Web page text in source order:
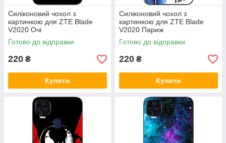
Силіконовий чохол з
картинкою для ZTE Blade
V2020 Очі
Готово до відправки
220 ₴
Купити
Силіконовий чохол з
картинкою для ZTE Blade
V2020 Париж
Готово до відправки
220 ₴
Купити